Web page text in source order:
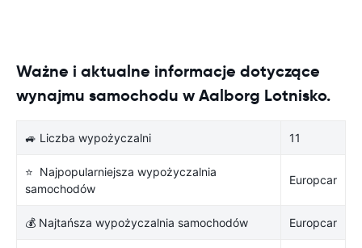
Ważne i aktualne informacje dotyczące
wynajmu samochodu w Aalborg Lotnisko.
🚙 Liczba wypożyczalni 11
⭐ Najpopularniejsza wypożyczalnia
samochodów
Europcar
💰 Najtańsza wypożyczalnia samochodów Europcar